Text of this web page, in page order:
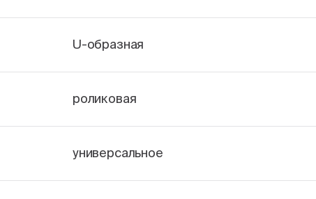
U-образная
роликовая
универсальное